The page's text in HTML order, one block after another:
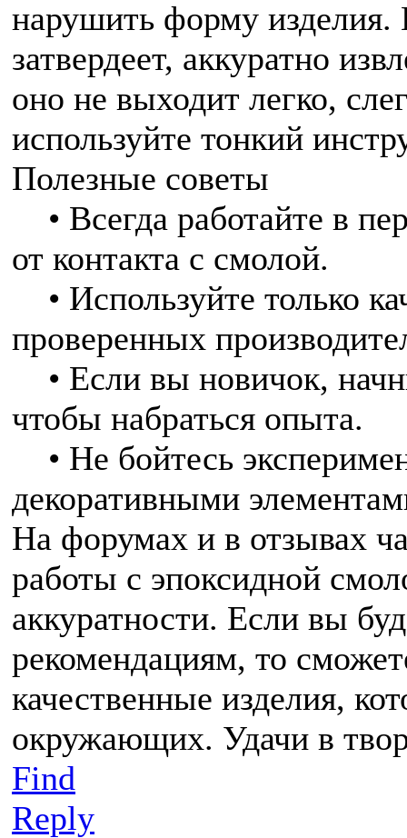
нарушить форму изделия.
затвердеет, аккуратно
оно не выходит легко,
используйте тонкий
Полезные советы
• Всегда работайте в
от контакта с смолой.
• Используйте только
проверенных
• Если вы новичок,
чтобы набраться опыта.
• Не бойтесь
декоративными
На форумах и в отзывах
работы с эпоксидной
аккуратности. Если вы
рекомендациям, то
качественные изделия,
окружающих. Удачи в
Find
Reply